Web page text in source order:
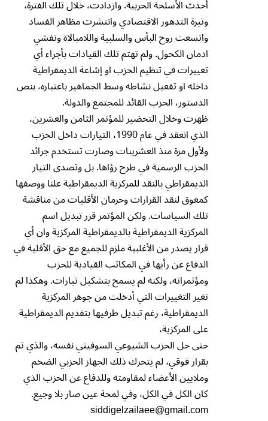
أحدث الأسلحة الحربية. وازدادت، خلال تلك الفترة،
وتيرة التدهور الاقتصادي وانتشرت مظاهر الفساد
واتسعت روح البأس والسلبية واللامبالاة وتفشي
ادمان الكحول. ولم تهتم تلك القيادات بأجراء أي
تغييرات في تنظيم الحزب او إشاعة الديمقراطية
داخله او تفعيل نشاطه وسط الجماهير باعتباره، بنص
الدستور، الحزب القائد للمجتمع والدولة.
ظهرت وخلال التحضير للمؤتمر الثامن والعشرين،
الذي انعقد في عام 1990، التيارات داخل الحزب
ولأول مرة منذ العشرينات وصارت تستخدم جرائد
الحزب الرسمية في طرح رؤاها. بل وتصدى التيار
الديمقراطي بالنقد للمركزية الديمقراطية علنا ووصفها
كمعوق لنقد القرارات وحرمان الأقليات من مناقشة
تلك السياسات. ولكن المؤتمر قرر تبديل اسم
المركزية الديمقراطية بالديمقراطية المركزية وان أي
قرار يصدر من الأغلبية ملزم للجميع مع حق الأقلية في
الدفاع عن رأيها في المكاتب القيادية للحزب
ومؤتمراته، ولكنه لم يسمح بتشكيل تيارات. وهكذا لم
تغير التغييرات التي أدخلت من جوهر المركزية
الديمقراطية، رغم تبديل طرفيها بتقديم الديمقراطية
على المركزية،
حتى حل الحزب الشيوعي السوفيتي نفسه، والذي تم
بقرار فوقي، لم يتحرك ذلك الجهاز الحزبي الضخم
وملايين الأعضاء لمقاومته وللدفاع عن الحزب الذي
كان الكل في الكل، وفي لمحة عين صار بلا وجيع.
siddigelzailaee@gmail.com